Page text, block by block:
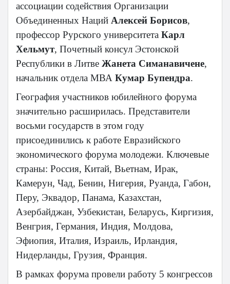
ассоциации содействия Организации
Объединенных Наций Алексей Борисов,
профессор Рурского университета Карл
Хельмут, Почетный консул Эстонской
Республики в Литве Жанета Симанавичене,
начальник отдела МВА Кумар Бупендра.
География участников юбилейного форума
значительно расширилась. Представители
восьми государств в этом году
присоединились к работе Евразийского
экономического форума молодежи. Ключевые
страны: Россия, Китай, Вьетнам, Ирак,
Камерун, Чад, Бенин, Нигерия, Руанда, Габон,
Перу, Эквадор, Панама, Казахстан,
Азербайджан, Узбекистан, Беларусь, Киргизия,
Венгрия, Германия, Индия, Молдова,
Эфиопия, Италия, Израиль, Ирландия,
Нидерланды, Грузия, Франция.
В рамках форума провели работу 5 конгрессов